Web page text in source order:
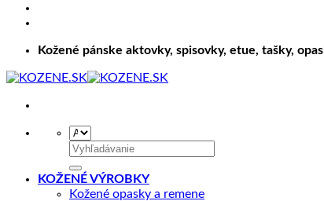
Kožené pánske aktovky, spisovky, etue, tašky,
Hľadať:
KOŽENÉ VÝROBKY
Kožené opasky a remene